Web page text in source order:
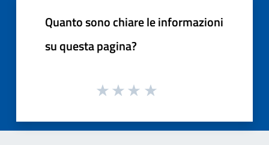
Quanto sono chiare le informazioni
su questa pagina?